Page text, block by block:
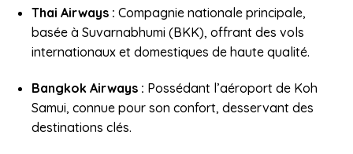
Thai Airways : Compagnie nationale principale,
basée à Suvarnabhumi (BKK), offrant des vols
internationaux et domestiques de haute qualité.
Bangkok Airways : Possédant l’aéroport de Koh
Samui, connue pour son confort, desservant des
destinations clés.